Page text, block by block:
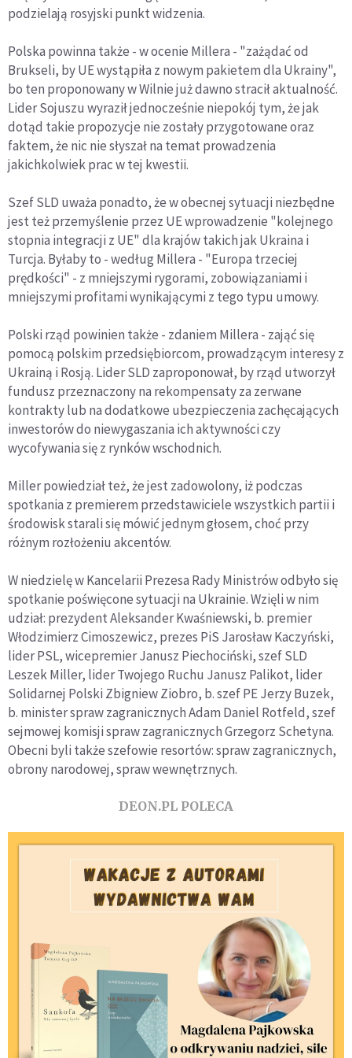
podzielają rosyjski punkt widzenia.
Polska powinna także - w ocenie Millera - "zażądać od
Brukseli, by UE wystąpiła z nowym pakietem dla Ukrainy",
bo ten proponowany w Wilnie już dawno stracił aktualność.
Lider Sojuszu wyraził jednocześnie niepokój tym, że jak
dotąd takie propozycje nie zostały przygotowane oraz
faktem, że nic nie słyszał na temat prowadzenia
jakichkolwiek prac w tej kwestii.
Szef SLD uważa ponadto, że w obecnej sytuacji niezbędne
jest też przemyślenie przez UE wprowadzenie "kolejnego
stopnia integracji z UE" dla krajów takich jak Ukraina i
Turcja. Byłaby to - według Millera - "Europa trzeciej
prędkości" - z mniejszymi rygorami, zobowiązaniami i
mniejszymi profitami wynikającymi z tego typu umowy.
Polski rząd powinien także - zdaniem Millera - zająć się
pomocą polskim przedsiębiorcom, prowadzącym interesy z
Ukrainą i Rosją. Lider SLD zaproponował, by rząd utworzył
fundusz przeznaczony na rekompensaty za zerwane
kontrakty lub na dodatkowe ubezpieczenia zachęcających
inwestorów do niewygaszania ich aktywności czy
wycofywania się z rynków wschodnich.
Miller powiedział też, że jest zadowolony, iż podczas
spotkania z premierem przedstawiciele wszystkich partii i
środowisk starali się mówić jednym głosem, choć przy
różnym rozłożeniu akcentów.
W niedzielę w Kancelarii Prezesa Rady Ministrów odbyło się
spotkanie poświęcone sytuacji na Ukrainie. Wzięli w nim
udział: prezydent Aleksander Kwaśniewski, b. premier
Włodzimierz Cimoszewicz, prezes PiS Jarosław Kaczyński,
lider PSL, wicepremier Janusz Piechociński, szef SLD
Leszek Miller, lider Twojego Ruchu Janusz Palikot, lider
Solidarnej Polski Zbigniew Ziobro, b. szef PE Jerzy Buzek,
b. minister spraw zagranicznych Adam Daniel Rotfeld, szef
sejmowej komisji spraw zagranicznych Grzegorz Schetyna.
Obecni byli także szefowie resortów: spraw zagranicznych,
obrony narodowej, spraw wewnętrznych.
DEON.PL POLECA